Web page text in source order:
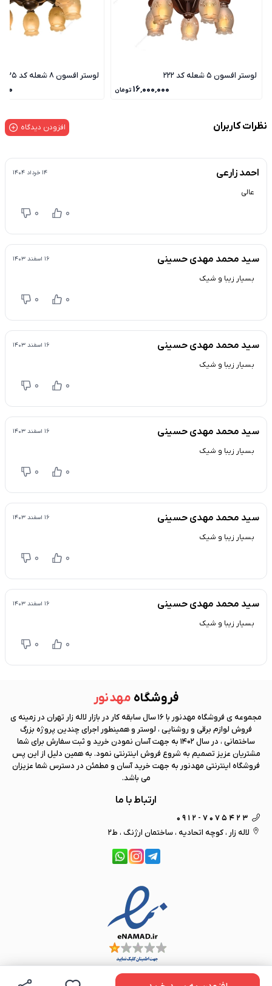
لوستر افسون 5 شعله کد 222
۱۶٬۰۰۰٬۰۰۰ تومان
لوستر افسون 8 شعله کد 225
نظرات کاربران افزودن دیدگاه
احمد زارعی ۱۴ خرداد ۱۴۰۴
عالی
0
0
سید محمد مهدی حسینی ۱۶ اسفند ۱۴۰۳
بسیار زیبا و شیک
0
0
سید محمد مهدی حسینی ۱۶ اسفند ۱۴۰۳
بسیار زیبا و شیک
0
0
سید محمد مهدی حسینی ۱۶ اسفند ۱۴۰۳
بسیار زیبا و شیک
0
0
سید محمد مهدی حسینی ۱۶ اسفند ۱۴۰۳
بسیار زیبا و شیک
0
0
سید محمد مهدی حسینی ۱۶ اسفند ۱۴۰۳
بسیار زیبا و شیک
0
0
فروشگاه مهد نور
مجموعه ی فروشگاه مهد نور
با 16 سال سابقه کار در بازار لاله زار تهران در زمینه ی
فروش لوازم برقی و روشنایی ، لوستر و همینطور اجرای چندین پروژه بزرگ
ساختمانی ، در سال 1402 به جهت آسان نمودن خرید و ثبت سفارش برای شما
مشتریان عزیز تصمیم به شروع فروش اینترنتی نمود. به همین دلیل از این پس
فروشگاه اینترنتی مهد نور به جهت خرید آسان و مطمئن در دسترس شما عزیزان
می باشد.
ارتباط با ما
0912-7075423
لاله زار ، کوچه اتحادیه ، ساختمان ارژنگ ، ط2